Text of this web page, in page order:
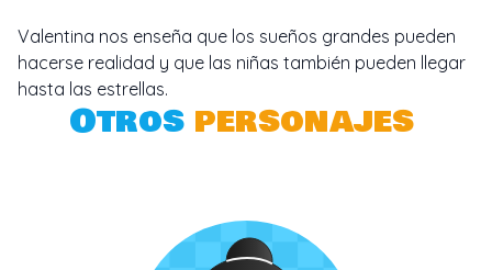
Valentina nos enseña que los sueños grandes pueden
hacerse realidad y que las niñas también pueden llegar
hasta las estrellas.
Otros personajes